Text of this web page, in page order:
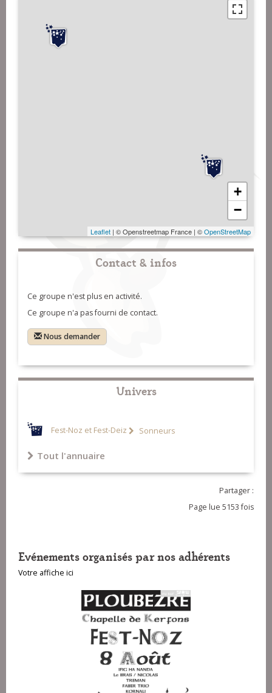
+
−
Leaflet | © Openstreetmap France | ©OpenStreetMap
Contact & infos
Ce groupe n'est plus en activité.
Ce groupe n'a pas fourni de contact.
Nous demander
Univers
Fest-Noz et Fest-Deiz Sonneurs
Tout l'annuaire
Partager :
Page lue 5153 fois
Evénements organisés par nos adhérents
Votre affiche ici